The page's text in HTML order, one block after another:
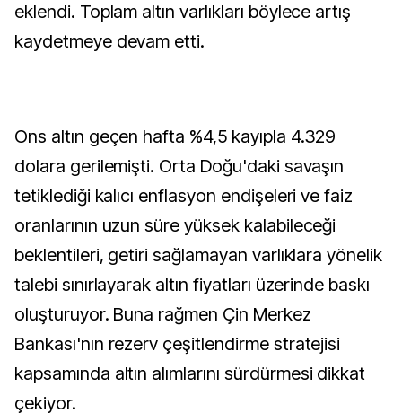
eklendi. Toplam altın varlıkları böylece artış
kaydetmeye devam etti.
Ons altın geçen hafta %4,5 kayıpla 4.329
dolara gerilemişti. Orta Doğu'daki savaşın
tetiklediği kalıcı enflasyon endişeleri ve faiz
oranlarının uzun süre yüksek kalabileceği
beklentileri, getiri sağlamayan varlıklara yönelik
talebi sınırlayarak altın fiyatları üzerinde baskı
oluşturuyor. Buna rağmen Çin Merkez
Bankası'nın rezerv çeşitlendirme stratejisi
kapsamında altın alımlarını sürdürmesi dikkat
çekiyor.